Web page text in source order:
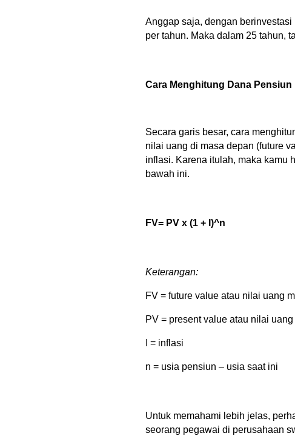
Anggap saja, dengan
per tahun. Maka dalam 25 tahun,
Cara Menghitung Dana Pensiun
Secara garis besar, cara
nilai uang di masa depan (future
inflasi. Karena itulah, maka kamu
bawah ini.
FV= PV x (1 + I)^n
Keterangan:
FV = future value atau nilai uang
PV = present value atau nilai
I = inflasi
n = usia pensiun – usia saat ini
Untuk memahami lebih jelas,
seorang pegawai di perusahaan